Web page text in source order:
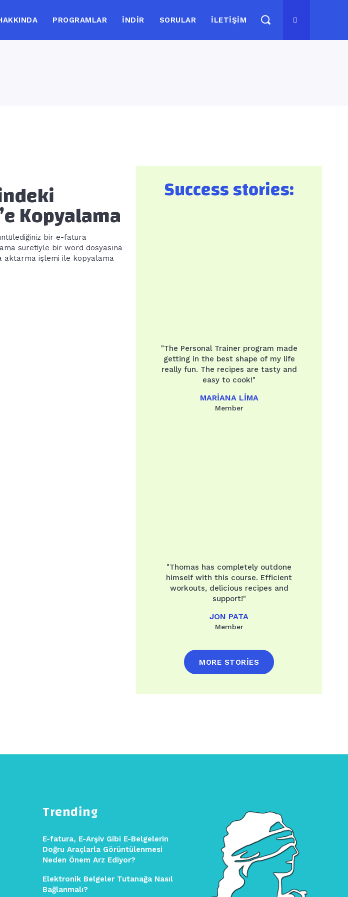
PROGRAMLAR İNDIR SORULAR İLETIŞIM
Kopyalama
bir e-fatura
suretiyle bir word dosyasına
aktarma işlemi ile kopyalama
Success stories:
"The Personal Trainer program made
getting in the best shape of my life
really fun. The recipes are tasty and
easy to cook!"
MARIANA LIMA
Member
"Thomas has completely outdone
himself with this course. Efficient
workouts, delicious recipes and
support!"
JON PATA
Member
MORE STORIES
Trending
E-fatura, E-Arşiv Gibi E-Belgelerin
Doğru Araçlarla Görüntülenmesi
Neden Önem Arz Ediyor?
Elektronik Belgeler Tutanağa Nasıl
Bağlanmalı?